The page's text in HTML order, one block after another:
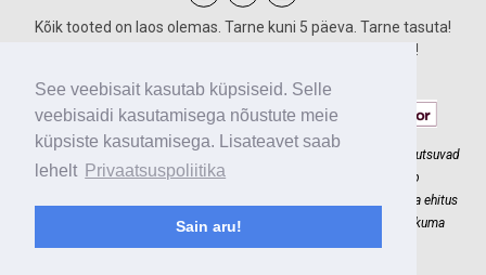
See veebisait kasutab küpsiseid. Selle
veebisaidi kasutamisega nõustute meie
küpsiste kasutamisega. Lisateavet saab
lehelt Privaatsuspoliitika
Sain aru!
Kõik tooted on laos olemas. Tarne kuni 5 päeva. Tarne tasuta!
Sooduskoodid kehtivad vastava märgiga toodetele!
Maksevõimalused:
Slackline.ee meeskonnaga ehitame põnevaid madalseiklusradu, mis kutsuvad
lapsi õue liikuma. Ronimine seikluspargis ja slackline'il arendab
koordinatsiooni, kehatunnetust ja tasakaalu. Usaldage oma seiklusraja ehitus
meie kätesse ja tagame teile maksimaalse lahenduse kõige mõistlikuma
hinnaga.